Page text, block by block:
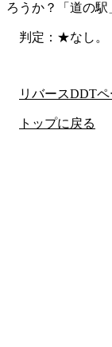
ろうか？「道の
判定：★なし。
リバースDDT
トップに戻る